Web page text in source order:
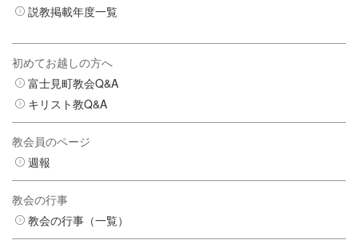
説教掲載年度一覧
初めてお越しの方へ
富士見町教会Q&A
キリスト教Q&A
教会員のページ
週報
教会の行事
教会の行事（一覧）